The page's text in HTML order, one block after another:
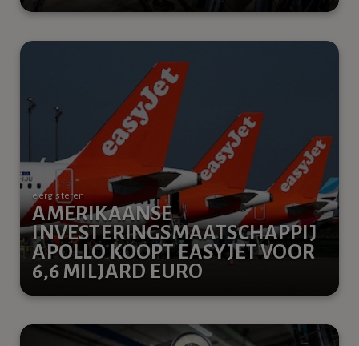
AMERIKAANSE
INVESTERINGSMAATSCHAPPIJ
APOLLO KOOPT EASYJET VOOR
6,6 MILJARD EURO
eergisteren